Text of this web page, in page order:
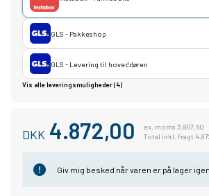
GLS - Pakkeshop
GLS - Levering til hoveddøren
Vis alle leveringsmuligheder (4)
DKK 4.872,00
ex. moms 3.897,60
Total inkl. fragt
Giv mig besked når varen er på lager igen